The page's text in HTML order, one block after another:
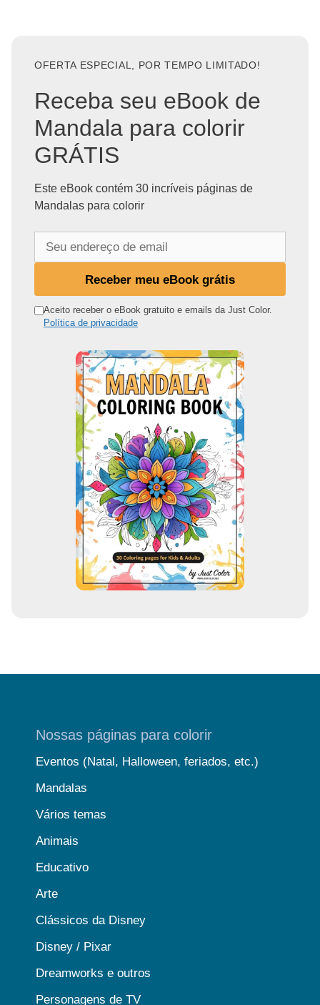
OFERTA ESPECIAL, POR TEMPO LIMITADO!
Receba seu eBook de
Mandala para colorir
GRÁTIS
Este eBook contém 30 incríveis páginas de
Mandalas para colorir
n
Receber meu eBook grátis
Aceito receber o eBook gratuito e emails da Just Color.
Política de privacidade
Nossas páginas para colorir
Eventos (Natal, Halloween, feriados, etc.)
Mandalas
Vários temas
Animais
Educativo
Arte
Clássicos da Disney
Disney / Pixar
Dreamworks e outros
Personagens de TV